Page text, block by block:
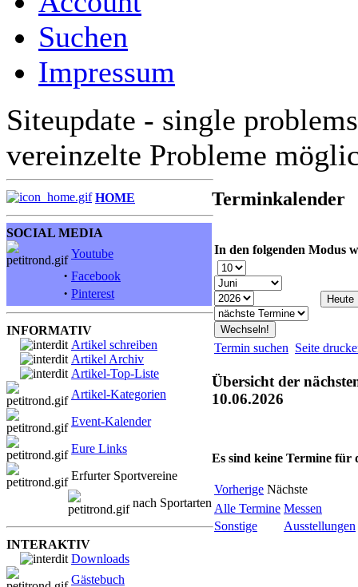
Suchen
Impressum
Siteupdate - single
vereinzelte Probleme
HOME
SOCIAL MEDIA
Youtube
· Facebook
· Pinterest
INFORMATIV
Artikel schreiben
Artikel Archiv
Artikel-Top-Liste
Artikel-Kategorien
Event-Kalender
Eure Links
Erfurter Sportvereine
nach Sportarten
INTERAKTIV
Downloads
Gästebuch
Terminkalender
In den folgenden Modus
Termin suchen Seite
Übersicht der
10.06.2026
Es sind keine Termine für
Vorherige Nächste
Alle Termine Messen
Sonstige
Ausstellungen